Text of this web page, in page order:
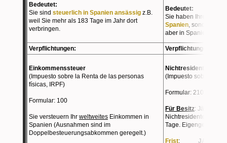
Bedeutet:
Sie sind steuerlich in Spanien ansässig z.B.
weil Sie mehr als 183 Tage im Jahr dort
verbringen.
Bedeutet:
Sie haben Ihren
Spanien , sondern in
aber in Spanien z.B.
Verpflichtungen: Verpflichtungen:
Einkommenssteuer
(Impuesto sobre la Renta de las personas
físicas, IRPF)
Formular: 100
Sie versteuern Ihr weltweites Einkommen in
Spanien (Ausnahmen sind im
Doppelbesteuerungsabkommen geregelt.)
(Impuesto sobre la
Formular: 210
Für Besitz: Jährliche
Tage. Eigengebrauch.
Frist: JAN-DEZ